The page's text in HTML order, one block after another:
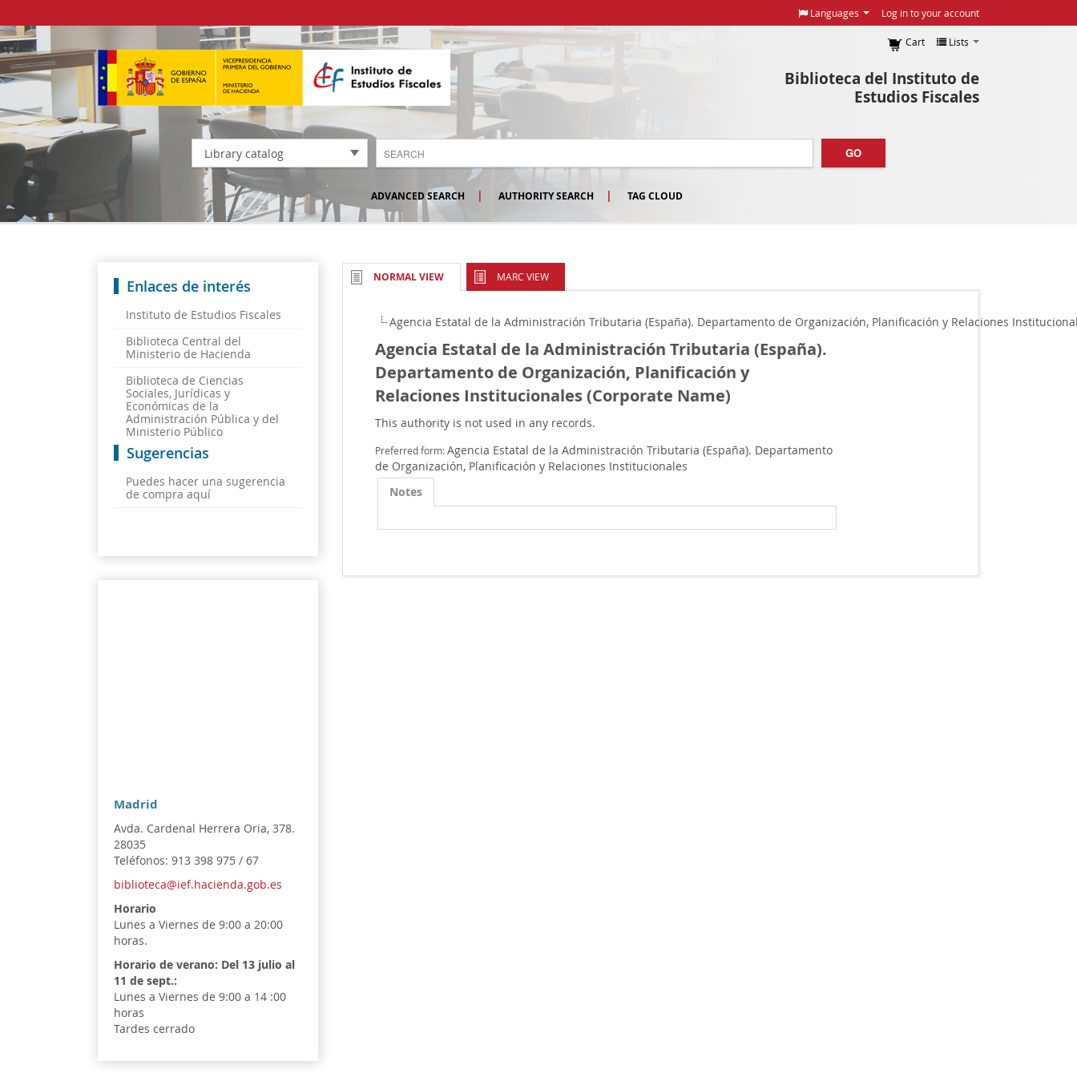
Languages Log in to your account
Biblioteca del Instituto de
Estudios Fiscales
Cart Lists
Library catalog GO
ADVANCED SEARCH AUTHORITY SEARCH TAG CLOUD
Enlaces de interés
Instituto de Estudios Fiscales
Biblioteca Central del
Ministerio de Hacienda
Biblioteca de Ciencias
Sociales, Jurídicas y
Económicas de la
Administración Pública y del
Ministerio Público
Sugerencias
Puedes hacer una sugerencia
de compra aquí
Madrid
Avda. Cardenal Herrera Oria, 378.
28035
Teléfonos: 913 398 975 / 67
biblioteca@ief.hacienda.gob.es
Horario
Lunes a Viernes de 9:00 a 20:00
horas.
Horario de verano: Del 13 julio al
11 de sept.:
Lunes a Viernes de 9:00 a 14 :00
horas
Tardes cerrado
NORMAL VIEW MARC VIEW
Agencia Estatal de la Administración Tributaria (España). Departamento de Organización, Planificación y Relaciones
Agencia Estatal de la Administración Tributaria (España).
Departamento de Organización, Planificación y
Relaciones Institucionales (Corporate Name)
This authority is not used in any records.
Preferred form: Agencia Estatal de la Administración Tributaria (España). Departamento
de Organización, Planificación y Relaciones Institucionales
Notes